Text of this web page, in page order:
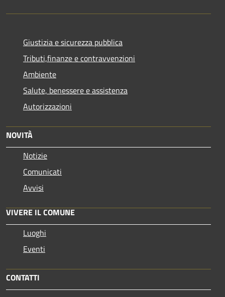
Giustizia e sicurezza pubblica
Tributi,finanze e contravvenzioni
Ambiente
Salute, benessere e assistenza
Autorizzazioni
NOVITÀ
Notizie
Comunicati
Avvisi
VIVERE IL COMUNE
Luoghi
Eventi
CONTATTI